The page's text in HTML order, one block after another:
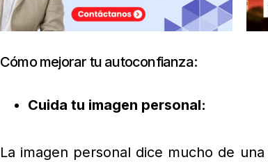
Cómo mejorar tu autoconfianza:
Cuida tu imagen personal:
La imagen personal dice mucho de